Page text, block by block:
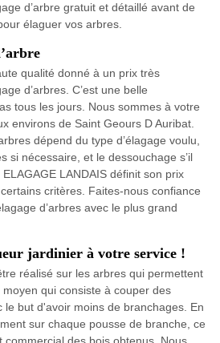
d’arbre gratuit et détaillé avant de
élaguer vos arbres.
qualité donné à un prix très
d’arbres. C’est une belle
tous les jours. Nous sommes à votre
environs de Saint Geours D Auribat.
dépend du type d’élagage voulu,
si nécessaire, et le dessouchage s’il
LANDAIS définit son prix
critères. Faites-nous confiance
d’arbres avec le plus grand
jardinier à votre service !
réalisé sur les arbres qui permettent
moyen qui consiste à couper des
le but d'avoir moins de branchages. En
sur chaque pousse de branche, ce